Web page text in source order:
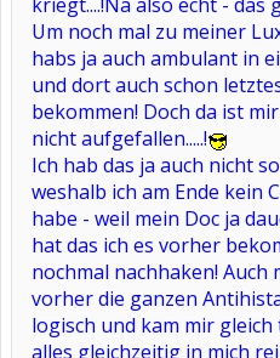
Um noch mal zu meiner
habs ja auch ambulant in
und dort auch schon
bekommen! Doch da ist
nicht aufgefallen.....!
Ich hab das ja auch nicht
weshalb ich am Ende kein
habe - weil mein Doc ja
hat das ich es vorher
nochmal nachhaken! Auch
vorher die ganzen
logisch und kam mir
alles gleichzeitig in mich